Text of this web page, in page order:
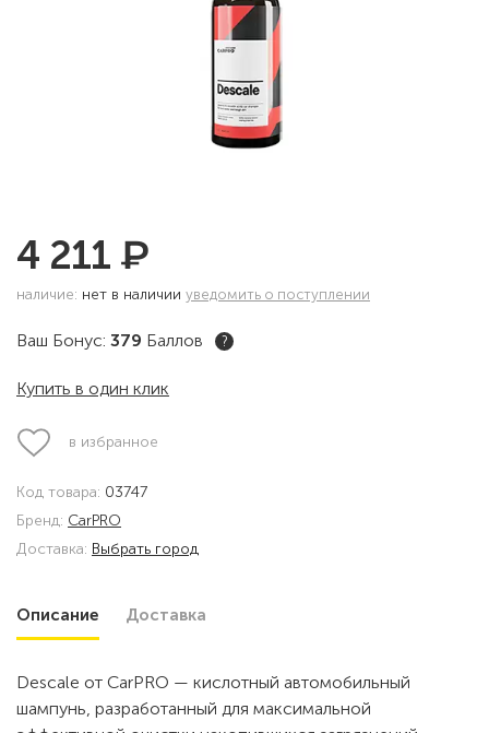
4 211 ₽
наличие: нет в наличии уведомить о поступлении
Ваш Бонус: 379 Баллов ?
Купить в один клик
в избранное
Код товара: 03747
Бренд: CarPRO
Доставка: Выбрать город
Описание Доставка
Descale от CarPRO — кислотный автомобильный
шампунь, разработанный для максимальной